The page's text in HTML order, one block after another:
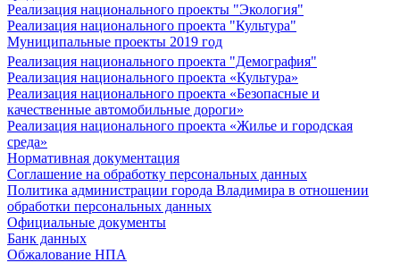
Реализация национального проекты "Экология"
Реализация национального проекта "Культура"
Муниципальные проекты 2019 год
Реализация национального проекта "Демография"
Реализация национального проекта «Культура»
Реализация национального проекта «Безопасные и
качественные автомобильные дороги»
Реализация национального проекта «Жилье и городская
среда»
Нормативная документация
Соглашение на обработку персональных данных
Политика администрации города Владимира в отношении
обработки персональных данных
Официальные документы
Банк данных
Обжалование НПА